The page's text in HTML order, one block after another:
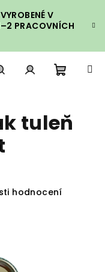
V
PRACOVNÍCH
košík
tuleň
hodnocení